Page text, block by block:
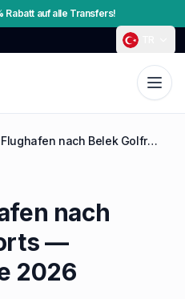
Rabatt auf alle Transfers!
Antalya Flughafen nach Belek Golfresorts — Transfer Guide 2026
nach
—
2026